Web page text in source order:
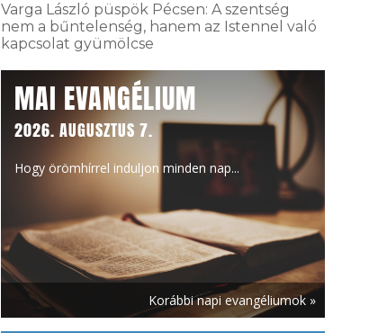
Varga László püspök Pécsen: A szentség
nem a bűntelenség, hanem az Istennel való
kapcsolat gyümölcse
MAI EVANGÉLIUM
2026. AUGUSZTUS 7.
Hogy örömhírrel induljon minden nap...
Korábbi napi evangéliumok »